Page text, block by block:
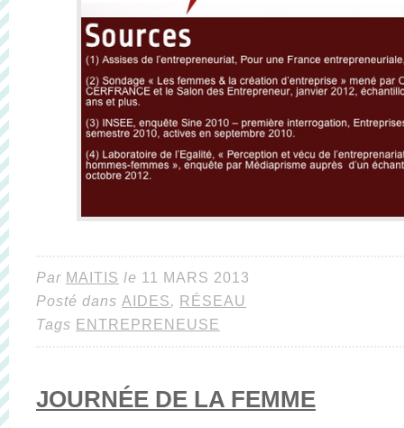
Par MAITIS le 11 MARS 2013
Posté dans AIDES, RÉSEAU
Tags ENTREPRENEUSE
JOURNÉE DE LA FEMME